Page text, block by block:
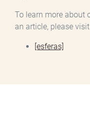
To learn more about
an article, please
[esferas]